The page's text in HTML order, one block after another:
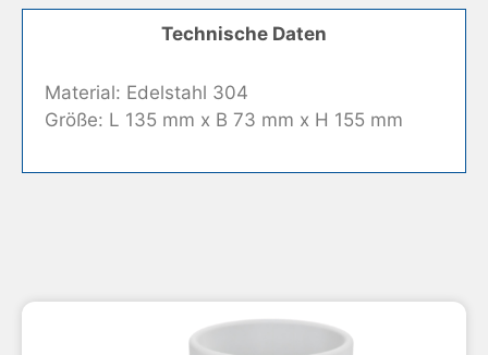
Technische Daten
Material: Edelstahl 304
Größe: L 135 mm x B 73 mm x H 155 mm